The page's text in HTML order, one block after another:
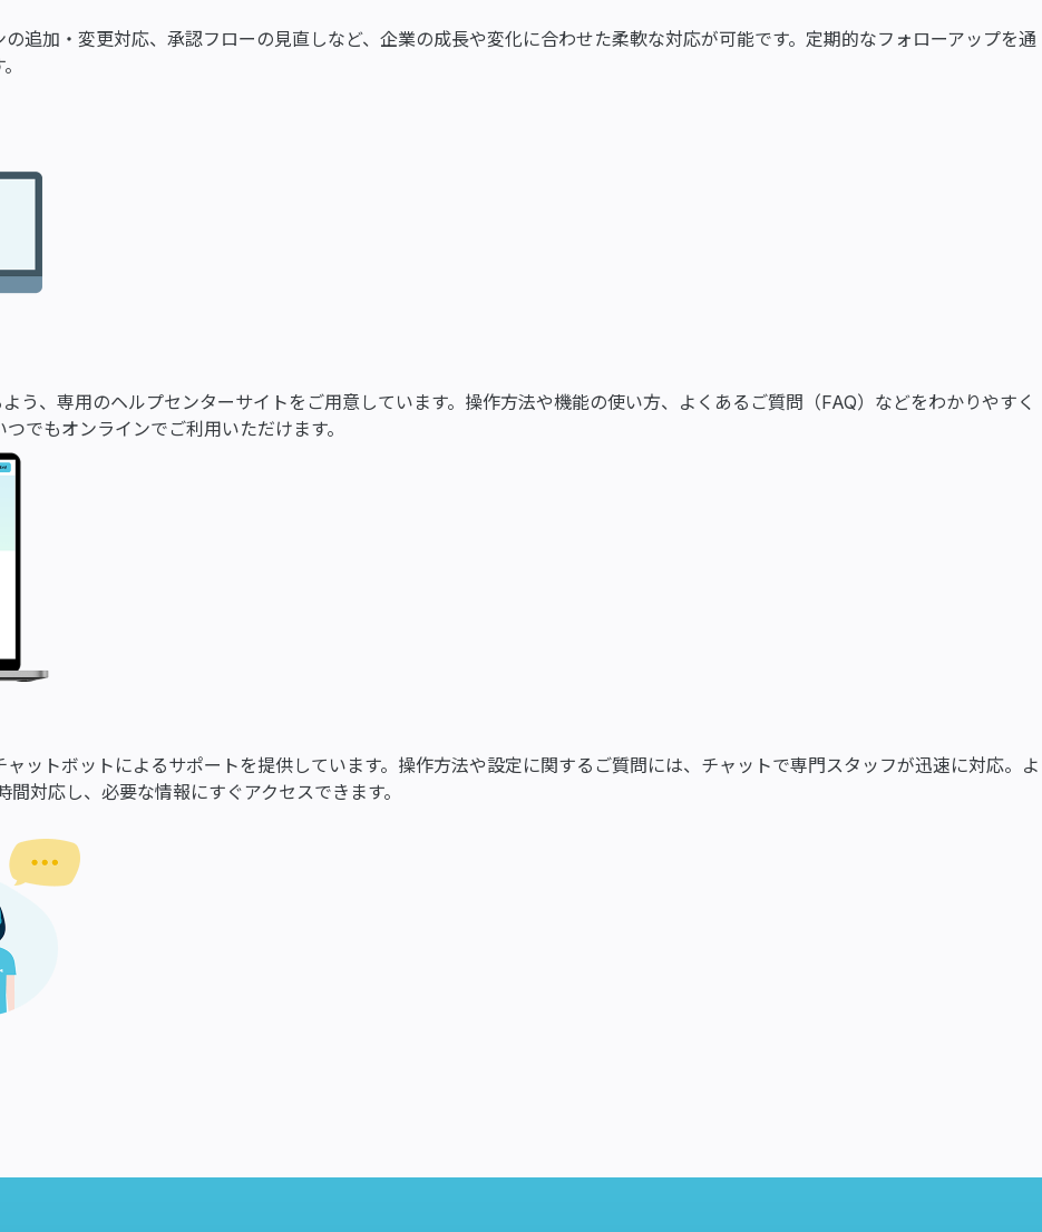
追加・変更対応、承認フローの見直しなど、企業の成長や変化に合わせた柔軟な対応が可能です。定期的なフォローアップを通
う、専用のヘルプセンターサイトをご用意しています。操作方法や機能の使い方、よくあるご質問（FAQ）などをわかりやすく
でもオンラインでご利用いただけます。
ットボットによるサポートを提供しています。操作方法や設定に関するご質問には、チャットで専門スタッフが迅速に対応。よ
対応し、必要な情報にすぐアクセスできます。